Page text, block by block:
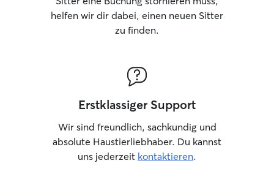
helfen wir dir dabei, einen neuen Sitter
zu finden.
Erstklassiger Support
Wir sind freundlich, sachkundig und
absolute Haustierliebhaber. Du kannst
uns jederzeit kontaktieren.